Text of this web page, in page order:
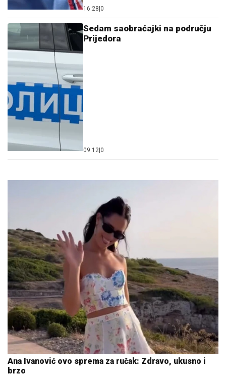
16:28 0
Sedam saobraćajki na području
Prijedora
09:12 0
Ana Ivanović ovo sprema za ručak: Zdravo, ukusno i
brzo